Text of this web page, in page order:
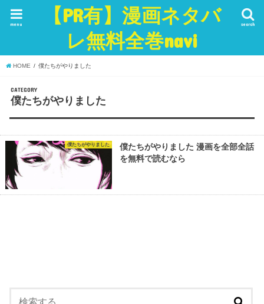
【PR有】漫画ネタバ
レ無料全巻navi
search
menu
HOME 僕たちがやりました
CATEGORY
僕たちがやりました
僕たちがやりました
僕たちがやりました 漫画を全部全話
を無料で読むなら